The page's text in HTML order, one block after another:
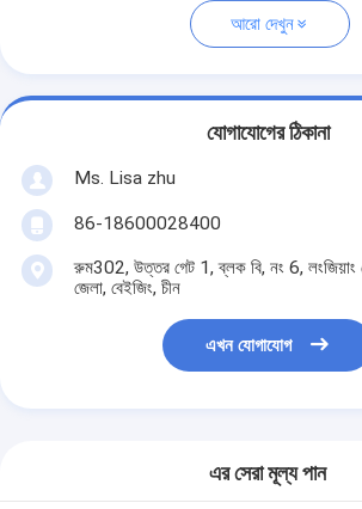
আরো দেখুন
যোগাযোগের ঠিকানা
Ms. Lisa zhu
86-18600028400
রুম302, উত্তর গেট 1, ব্লক বি, নং 6, লংজিয়াং
জেলা, বেইজিং, চীন
এখন যোগাযোগ
এর সেরা মূল্য পান